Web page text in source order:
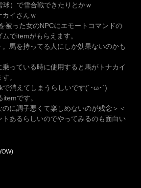
）で雪合戦できたりとかｗ
カイさんｗ
被った女のNPCにエモートコマンドの
でitemがもらえます。
馬を持ってる人にしか効果ないのかも
っている時に使用すると馬がトナカイ
。
消えてしまうらしいです(´･ω･`)
です。
に調子悪くて楽しめないのが残念＞＜
あるらしいのでやってみるのも面白い